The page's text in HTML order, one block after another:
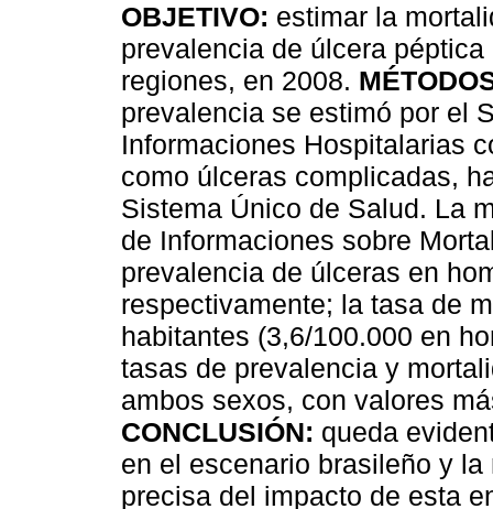
OBJETIVO: estimar la
prevalencia de úlcera
regiones, en 2008.
prevalencia se estimó por el
Informaciones Hospitalarias
como úlceras complicadas,
Sistema Único de Salud. La
de Informaciones sobre
prevalencia de úlceras en
respectivamente; la tasa de
habitantes (3,6/100.000 en
tasas de prevalencia y
ambos sexos, con valores
CONCLUSIÓN: queda
en el escenario brasileño y
precisa del impacto de esta